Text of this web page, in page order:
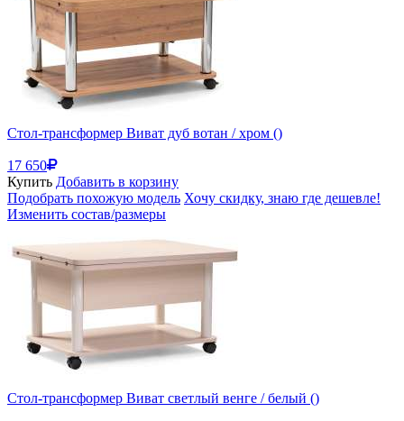
Стол-трансформер Виват дуб вотан / хром ()
17 650
Купить Добавить в корзину
Подобрать похожую модель Хочу скидку, знаю где дешевле!
Изменить состав/размеры
Стол-трансформер Виват светлый венге / белый ()